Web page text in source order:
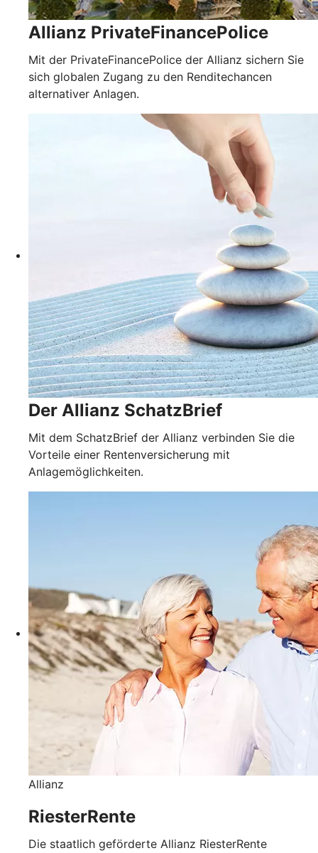
Allianz PrivateFinancePolice
Mit der PrivateFinancePolice der Allianz sichern Sie
sich globalen Zugang zu den Renditechancen
alternativer Anlagen.
Der Allianz SchatzBrief
Mit dem SchatzBrief der Allianz verbinden Sie die
Vorteile einer Rentenversicherung mit
Anlagemöglichkeiten.
Allianz
RiesterRente
Die staatlich geförderte Allianz RiesterRente